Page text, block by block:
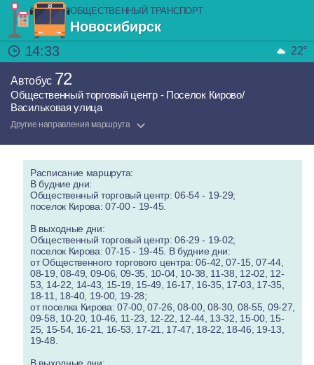
ОБЩЕСТВЕННЫЙ ТРАНСПОРТ
Новосибирск
14:33
22°
Автобус 72
Общественный торговый центр - Поселок Кирово/
Васильковая улица
Другие направления маршрута
Расписание маршрута:
В будние дни:
Общественный торговый центр: 06-54 - 19-29;
поселок Кирова: 07-00 - 19-45.
В выходные дни:
Общественный торговый центр: 06-29 - 19-02;
поселок Кирова: 07-15 - 19-45. В будние дни:
от Общественного торгового центра: 06-42, 07-15, 07-44,
08-19, 08-49, 09-06, 09-35, 10-04, 10-38, 11-38, 12-02, 12-
53, 14-22, 14-43, 15-19, 15-49, 16-17, 16-35, 17-03, 17-35,
18-11, 18-40, 19-00, 19-28;
от поселка Кирова: 07-00, 07-26, 08-00, 08-30, 08-55, 09-27,
09-58, 10-20, 10-46, 11-23, 12-22, 12-44, 13-32, 15-00, 15-
25, 15-54, 16-21, 16-53, 17-21, 17-47, 18-22, 18-46, 19-13,
19-48.
В выходные дни: